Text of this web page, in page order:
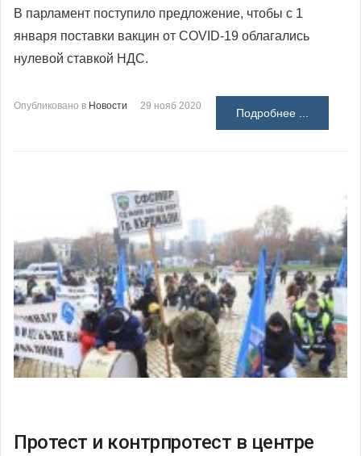
В парламент поступило предложение, чтобы с 1
января поставки вакцин от COVID-19 облагались
нулевой ставкой НДС.
Опубликовано в Новости 29 нояб 2020
Подробнее ...
Протест и контрпротест в центре